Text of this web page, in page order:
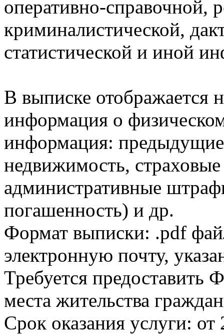
оперативно-справочной,
криминалистической,
статистической и иной
В выписке отображается
информация о
информация:
недвижимость,
административные
погашенность) и др.
Формат выписки: .pdf
электронную почту,
Требуется
места жительства
Срок оказания услуги: от